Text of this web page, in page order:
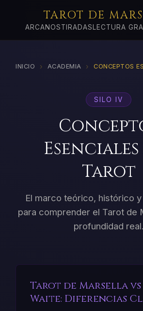
TAROT DE
ARCANOSTIRADAS LECTURA
INICIO › ACADEMIA › CONCEPTOS
SILO IV
Tarot
El marco teórico, histórico
para comprender el Tarot de
profundidad real.
Tarot de Marsella vs
Waite: Diferencias